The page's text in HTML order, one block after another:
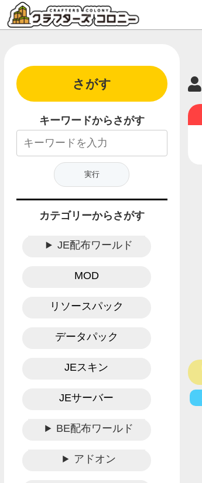
さがす
キーワードからさがす
カテゴリーからさがす
JE配布ワールド
MOD
リソースパック
データパック
JEスキン
JEサーバー
BE配布ワールド
アドオン